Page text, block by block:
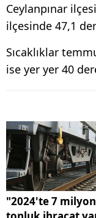
Ceylanpınar
ilçesinde 47,1
Sıcaklıklar
ise yer yer 40
"2024'te 7 milyon